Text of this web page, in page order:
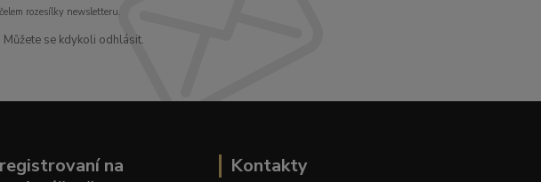
rozesílky newsletteru.
se kdykoli odhlásit.
na
Kontakty